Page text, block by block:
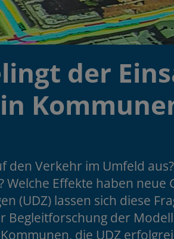
der
Verkehr im Umfeld
Effekte haben neue
(UDZ) lassen sich diese
Begleitforschung der
die UDZ